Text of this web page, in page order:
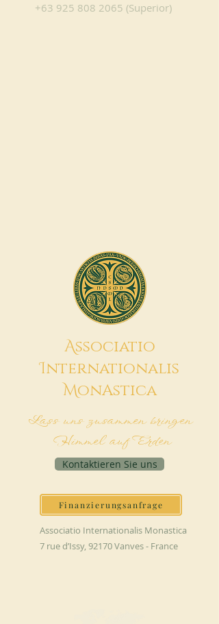
+63 925 808 2065 (Superior)
Associatio
Internationalis
MonAstica
Lass uns zusammen bringen
Himmel auf Erden
Kontaktieren Sie uns
Finanzierungsanfrage
Associatio Internationalis Monastica
7 rue d’Issy, 92170 Vanves - France